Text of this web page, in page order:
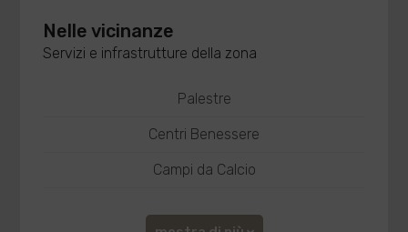
Nelle vicinanze
Servizi e infrastrutture della zona
Palestre
Centri Benessere
Campi da Calcio